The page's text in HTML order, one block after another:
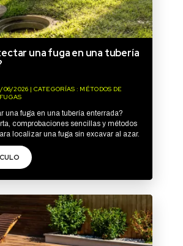
una fuga en una tubería
2026 | CATEGORÍAS : MÉTODOS DE
una fuga en una tubería enterrada?
comprobaciones sencillas y métodos
localizar una fuga sin excavar al azar.